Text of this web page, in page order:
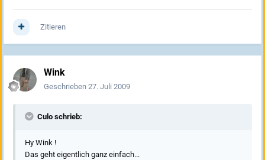
Zitieren
Wink
Geschrieben 27. Juli 2009
Culo schrieb:
Hy Wink !
Das geht eigentlich ganz einfach...